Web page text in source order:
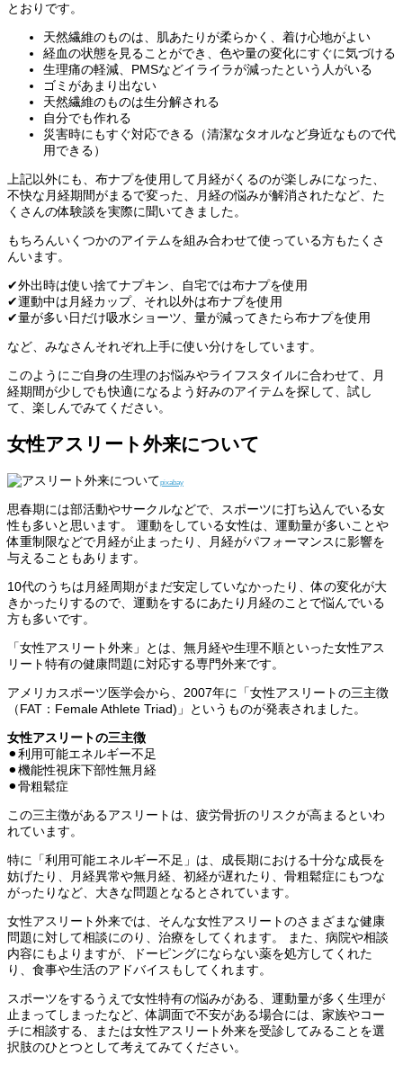
とおりです。
天然繊維のものは、肌あたりが柔らかく、着け心地がよい
経血の状態を見ることができ、色や量の変化にすぐに気づける
生理痛の軽減、PMSなどイライラが減ったという人がいる
ゴミがあまり出ない
天然繊維のものは生分解される
自分でも作れる
災害時にもすぐ対応できる（清潔なタオルなど身近なもので代
用できる）
上記以外にも、布ナプを使用して月経がくるのが楽しみになった、
不快な月経期間がまるで変った、月経の悩みが解消されたなど、た
くさんの体験談を実際に聞いてきました。
もちろんいくつかのアイテムを組み合わせて使っている方もたくさ
んいます。
✔外出時は使い捨てナプキン、自宅では布ナプを使用
✔運動中は月経カップ、それ以外は布ナプを使用
✔量が多い日だけ吸水ショーツ、量が減ってきたら布ナプを使用
など、みなさんそれぞれ上手に使い分けをしています。
このようにご自身の生理のお悩みやライフスタイルに合わせて、月
経期間が少しでも快適になるよう好みのアイテムを探して、試し
て、楽しんでみてください。
女性アスリート外来について
pixabay
思春期には部活動やサークルなどで、スポーツに打ち込んでいる女
性も多いと思います。 運動をしている女性は、運動量が多いことや
体重制限などで月経が止まったり、月経がパフォーマンスに影響を
与えることもあります。
10代のうちは月経周期がまだ安定していなかったり、体の変化が大
きかったりするので、運動をするにあたり月経のことで悩んでいる
方も多いです。
「女性アスリート外来」とは、無月経や生理不順といった女性アス
リート特有の健康問題に対応する専門外来です。
アメリカスポーツ医学会から、2007年に「女性アスリートの三主徴
（FAT：Female Athlete Triad)」というものが発表されました。
女性アスリートの三主徴
⚫︎利用可能エネルギー不足
⚫︎機能性視床下部性無月経
⚫︎骨粗鬆症
この三主徴があるアスリートは、疲労骨折のリスクが高まるといわ
れています。
特に「利用可能エネルギー不足」は、成長期における十分な成長を
妨げたり、月経異常や無月経、初経が遅れたり、骨粗鬆症にもつな
がったりなど、大きな問題となるとされています。
女性アスリート外来では、そんな女性アスリートのさまざまな健康
問題に対して相談にのり、治療をしてくれます。 また、病院や相談
内容にもよりますが、ドーピングにならない薬を処方してくれた
り、食事や生活のアドバイスもしてくれます。
スポーツをするうえで女性特有の悩みがある、運動量が多く生理が
止まってしまったなど、体調面で不安がある場合には、家族やコー
チに相談する、または女性アスリート外来を受診してみることを選
択肢のひとつとして考えてみてください。